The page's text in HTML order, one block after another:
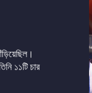
১১টি চার